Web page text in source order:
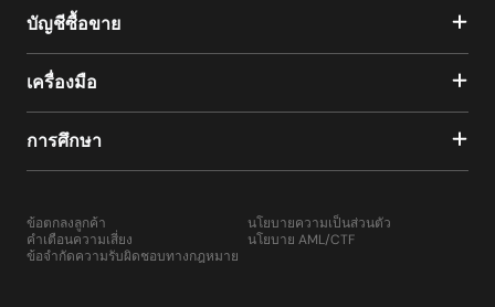
บัญชีซื้อขาย
เครื่องมือ
การศึกษา
ข้อตกลงลูกค้า
คำเตือนความเสี่ยง
ข้อจำกัดความรับผิดชอบทางกฎหมาย
นโยบายความเป็นส่วนตัว
นโยบาย AML/CTF